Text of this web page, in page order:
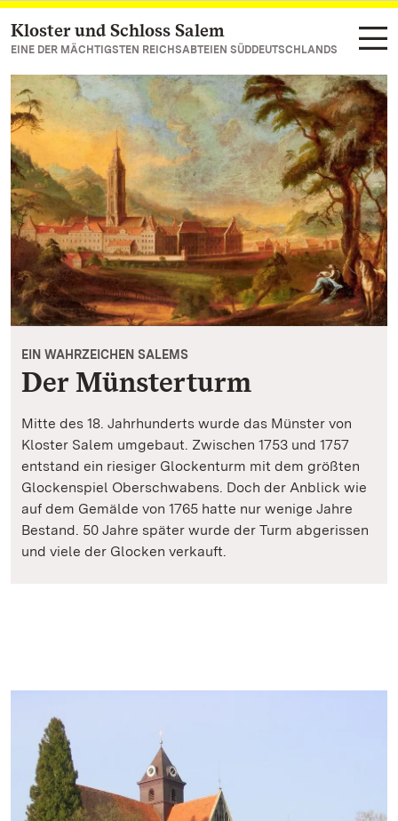
Zum Hauptinhalt springen
Kloster und Schloss Salem
EINE DER MÄCHTIGSTEN REICHSABTEIEN SÜDDEUTSCHLANDS
EIN WAHRZEICHEN SALEMS
Der Münsterturm
Mitte des 18. Jahrhunderts wurde das Münster von
Kloster Salem umgebaut. Zwischen 1753 und 1757
entstand ein riesiger Glockenturm mit dem größten
Glockenspiel Oberschwabens. Doch der Anblick wie
auf dem Gemälde von 1765 hatte nur wenige Jahre
Bestand. 50 Jahre später wurde der Turm abgerissen
und viele der Glocken verkauft.